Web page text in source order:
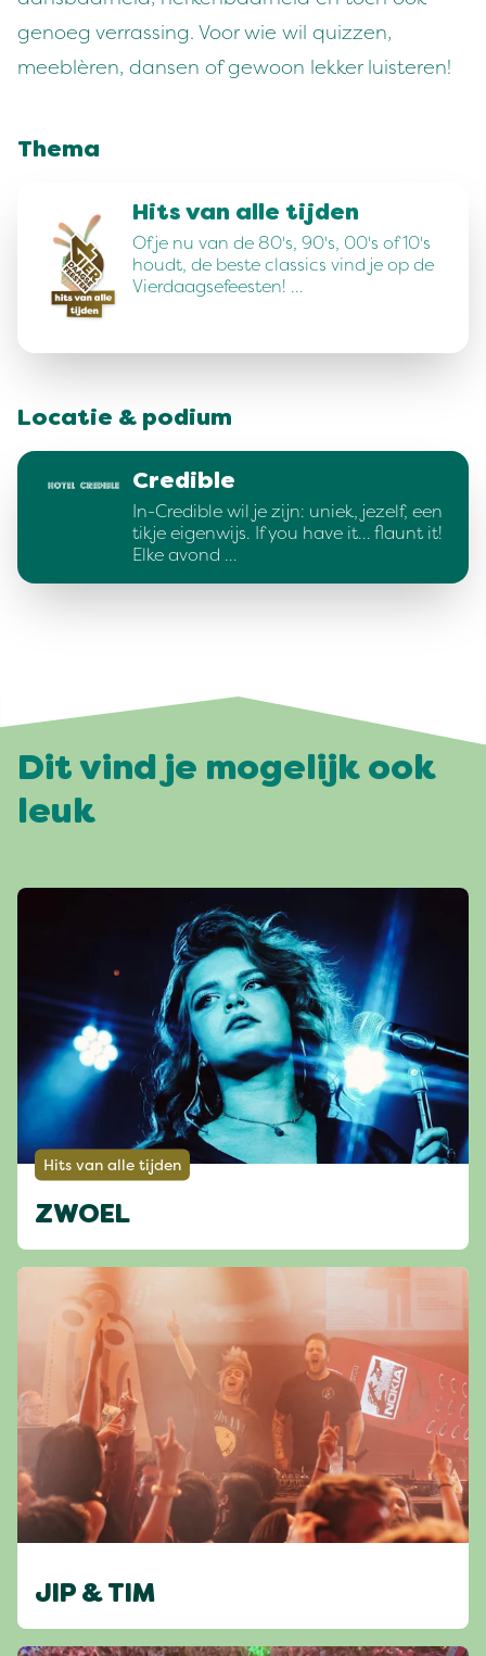
genoeg verrassing. Voor wie wil quizzen,
meeblèren, dansen of gewoon lekker luisteren!
Thema
Hits van alle tijden
Of je nu van de 80's, 90's, 00's of 10's
houdt, de beste classics vind je op de
Vierdaagsefeesten! …
Locatie & podium
Credible
In-Credible wil je zijn: uniek, jezelf, een
tikje eigenwijs. If you have it… flaunt it!
Elke avond …
Dit vind je mogelijk ook
leuk
Hits van alle tijden
ZWOEL
JIP & TIM